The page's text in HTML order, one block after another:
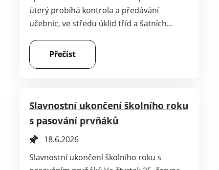
úterý probíhá kontrola a předávání
učebnic, ve středu úklid tříd a šatních…
Přečíst
Slavnostní ukončení školního roku
s pasování prvňáků
18.6.2026
Slavnostní ukončení školního roku s